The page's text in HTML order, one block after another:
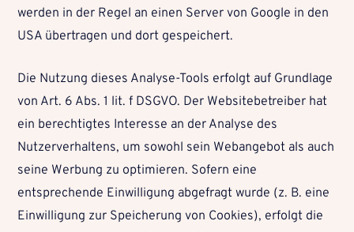
werden in der Regel an einen Server von Google in den
USA übertragen und dort gespeichert.
Die Nutzung dieses Analyse-Tools erfolgt auf Grundlage
von Art. 6 Abs. 1 lit. f DSGVO. Der Websitebetreiber hat
ein berechtigtes Interesse an der Analyse des
Nutzerverhaltens, um sowohl sein Webangebot als auch
seine Werbung zu optimieren. Sofern eine
entsprechende Einwilligung abgefragt wurde (z. B. eine
Einwilligung zur Speicherung von Cookies), erfolgt die